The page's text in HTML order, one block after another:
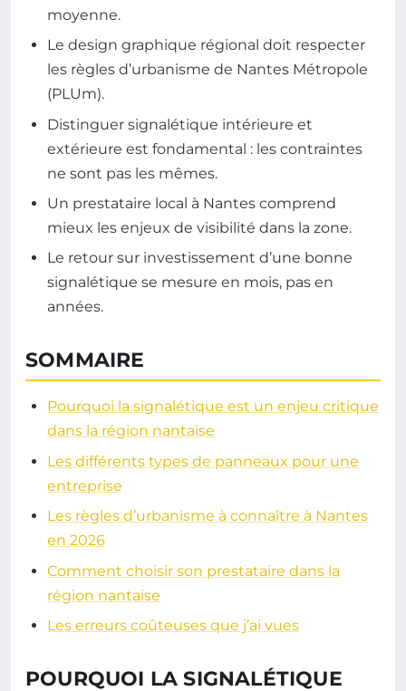
moyenne.
Le design graphique régional doit respecter
les règles d’urbanisme de Nantes Métropole
(PLUm).
Distinguer signalétique intérieure et
extérieure est fondamental : les contraintes
ne sont pas les mêmes.
Un prestataire local à Nantes comprend
mieux les enjeux de visibilité dans la zone.
Le retour sur investissement d’une bonne
signalétique se mesure en mois, pas en
années.
SOMMAIRE
Pourquoi la signalétique est un enjeu critique
dans la région nantaise
Les différents types de panneaux pour une
entreprise
Les règles d’urbanisme à connaître à Nantes
en 2026
Comment choisir son prestataire dans la
région nantaise
Les erreurs coûteuses que j’ai vues
POURQUOI LA SIGNALÉTIQUE